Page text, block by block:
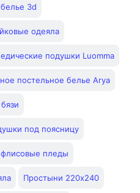
3d
одеяла
подушки Luomma
постельное белье Arya
под поясницу
пледы
Простыни 220х240